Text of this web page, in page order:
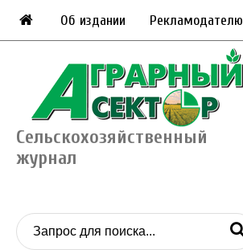
Об издании Рекламодателю
Сельскохозяйственный
журнал